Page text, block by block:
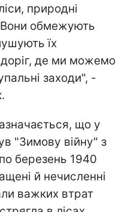
природні
обмежують
їх
доріг, де ми можемо
заходи", -
що у
"Зимову війну" з
березень 1940
й нечисленні
важких втрат